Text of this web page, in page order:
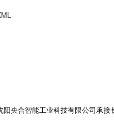
央合智能工业科技有限公司承